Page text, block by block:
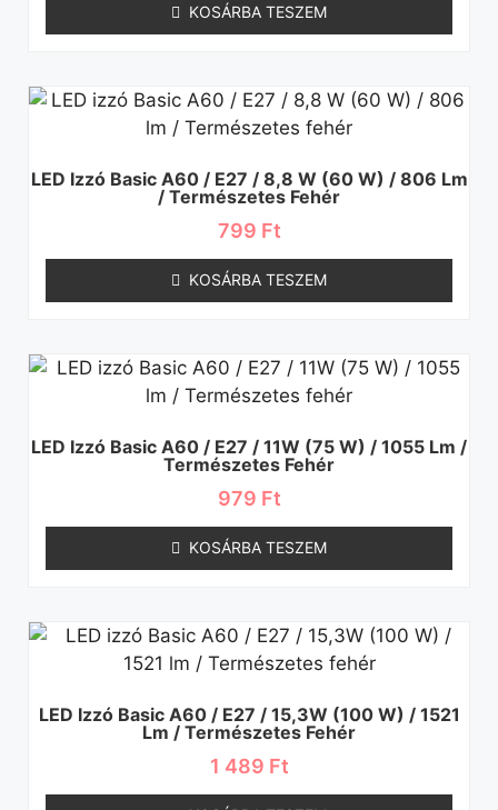
KOSÁRBA TESZEM
LED Izzó Basic A60 / E27 / 8,8 W (60 W) / 806 Lm
/ Természetes Fehér
799 Ft
KOSÁRBA TESZEM
LED Izzó Basic A60 / E27 / 11W (75 W) / 1055 Lm /
Természetes Fehér
979 Ft
KOSÁRBA TESZEM
LED Izzó Basic A60 / E27 / 15,3W (100 W) / 1521
Lm / Természetes Fehér
1 489 Ft